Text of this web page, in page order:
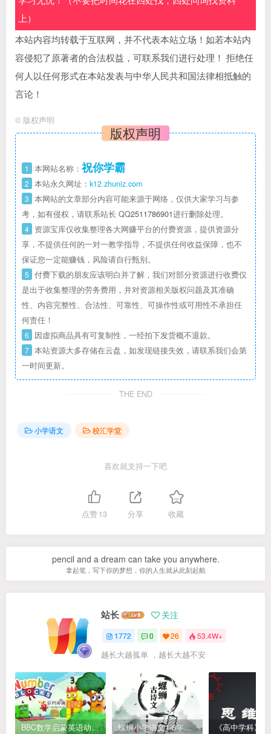
上）
本站内容均转载于互联网，并不代表本站立场！如若本站内
容侵犯了原著者的合法权益，可联系我们进行处理！ 拒绝任
何人以任何形式在本站发表与中华人民共和国法律相抵触的
言论！
© 版权声明
版权声明
1 本网站名称： 祝你学霸
2 本站永久网址： k12.zhuniz.com
3 本网站的文章部分内容可能来源于网络，仅供大家学习与参
考，如有侵权，请联系站长 QQ2511786901进行删除处理。
4 资源宝库仅收集整理各大网赚平台的付费资源，提供资源分
享，不提供任何的一对一教学指导，不提供任何收益保障，也不
保证您一定能赚钱，风险请自行甄别。
5 付费下载的朋友应该明白并了解，我们对部分资源进行收费仅
是出于收集整理的劳务费用，并对资源相关版权问题及其准确
性、内容完整性、合法性、可靠性、可操作性或可用性不承担任
何责任！
6 因虚拟商品具有可复制性，一经拍下发货概不退款。
7 本站资源大多存储在云盘，如发现链接失效，请联系我们会第
一时间更新。
THE END
小学语文 校汇学堂
喜欢就支持一下吧
点赞13 分享 收藏
pencil and a dream can take you anywhere.
拿起笔，写下你的梦想，你的人生就从此刻起航
站长 关注
1772 0 26 53.4W+
越长大越孤单 ，越长大越不安
BBC数学启蒙英语动画Numberblocks数字积木，全七季共161集，1080P高清视频带英文字幕 螺蛳小学语文1-6年级《小学古诗文》课程视频